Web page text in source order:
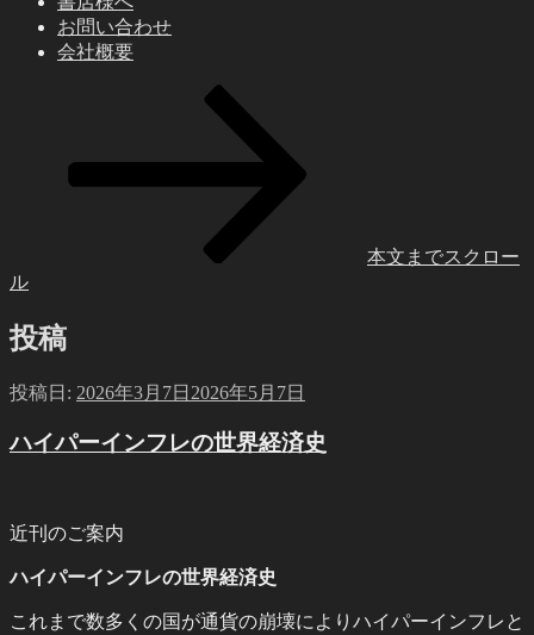
お問い合わせ
会社概要
本文までスクロー
ル
投稿
投稿日: 2026年3月7日 2026年5月7日
ハイパーインフレの世界経済史
近刊のご案内
ハイパーインフレの世界経済史
これまで数多くの国が通貨の崩壊によりハイパーインフレと